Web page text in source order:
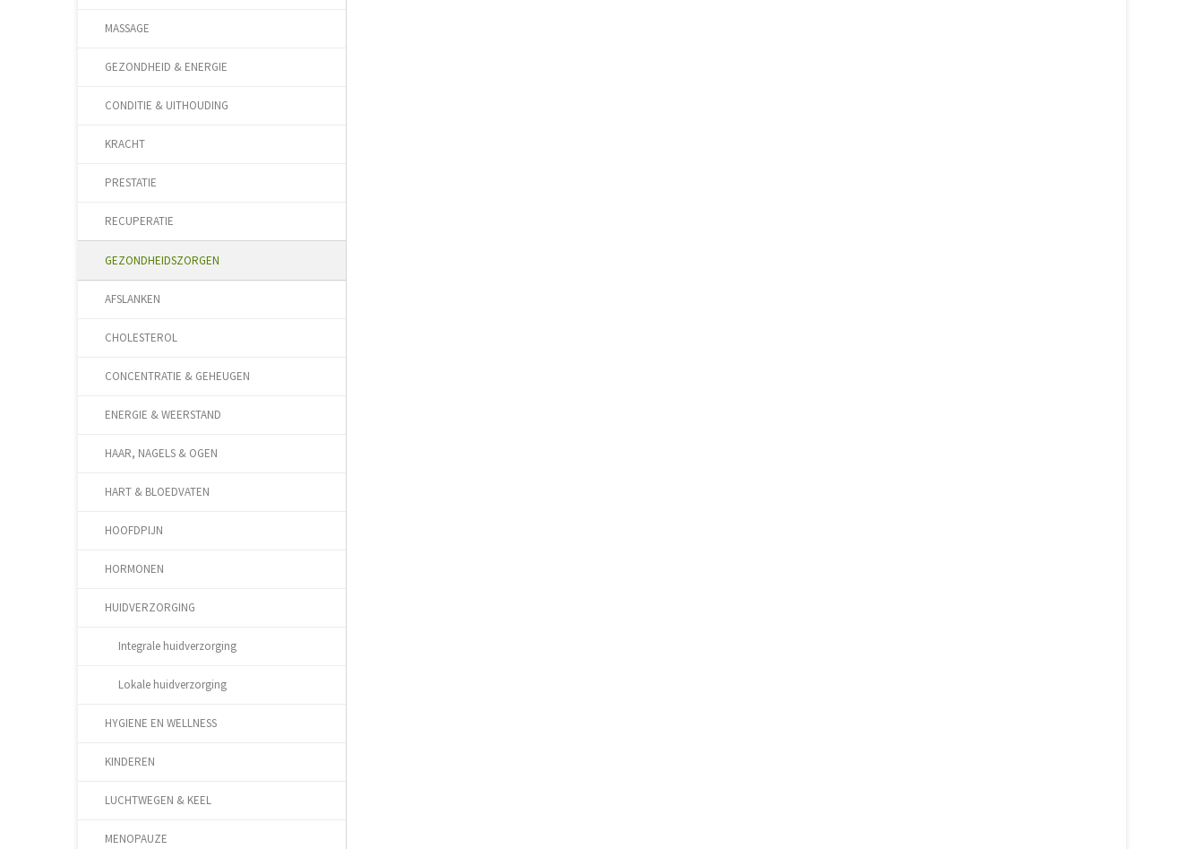
MASSAGE
GEZONDHEID & ENERGIE
CONDITIE & UITHOUDING
KRACHT
PRESTATIE
RECUPERATIE
GEZONDHEIDSZORGEN
AFSLANKEN
CHOLESTEROL
CONCENTRATIE & GEHEUGEN
ENERGIE & WEERSTAND
HAAR, NAGELS & OGEN
HART & BLOEDVATEN
HOOFDPIJN
HORMONEN
HUIDVERZORGING
Integrale huidverzorging
Lokale huidverzorging
HYGIENE EN WELLNESS
KINDEREN
LUCHTWEGEN & KEEL
MENOPAUZE